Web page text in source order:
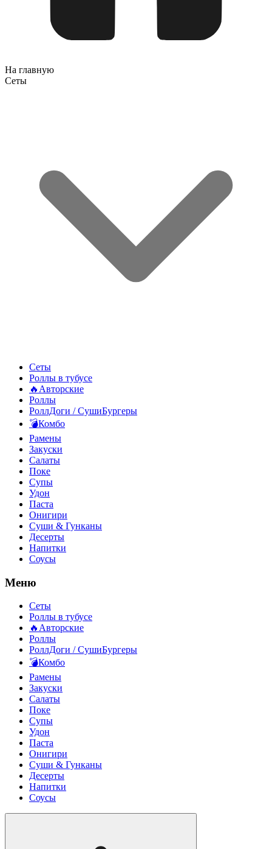
На главную
Сеты
Сеты
Роллы в тубусе
🔥Авторские
Роллы
РоллДоги / СушиБургеры
💣Комбо
Рамены
Закуски
Салаты
Поке
Супы
Удон
Паста
Онигири
Суши & Гунканы
Десерты
Напитки
Соусы
Меню
Сеты
Роллы в тубусе
🔥Авторские
Роллы
РоллДоги / СушиБургеры
💣Комбо
Рамены
Закуски
Салаты
Поке
Супы
Удон
Паста
Онигири
Суши & Гунканы
Десерты
Напитки
Соусы